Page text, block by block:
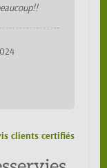
clients certifiés